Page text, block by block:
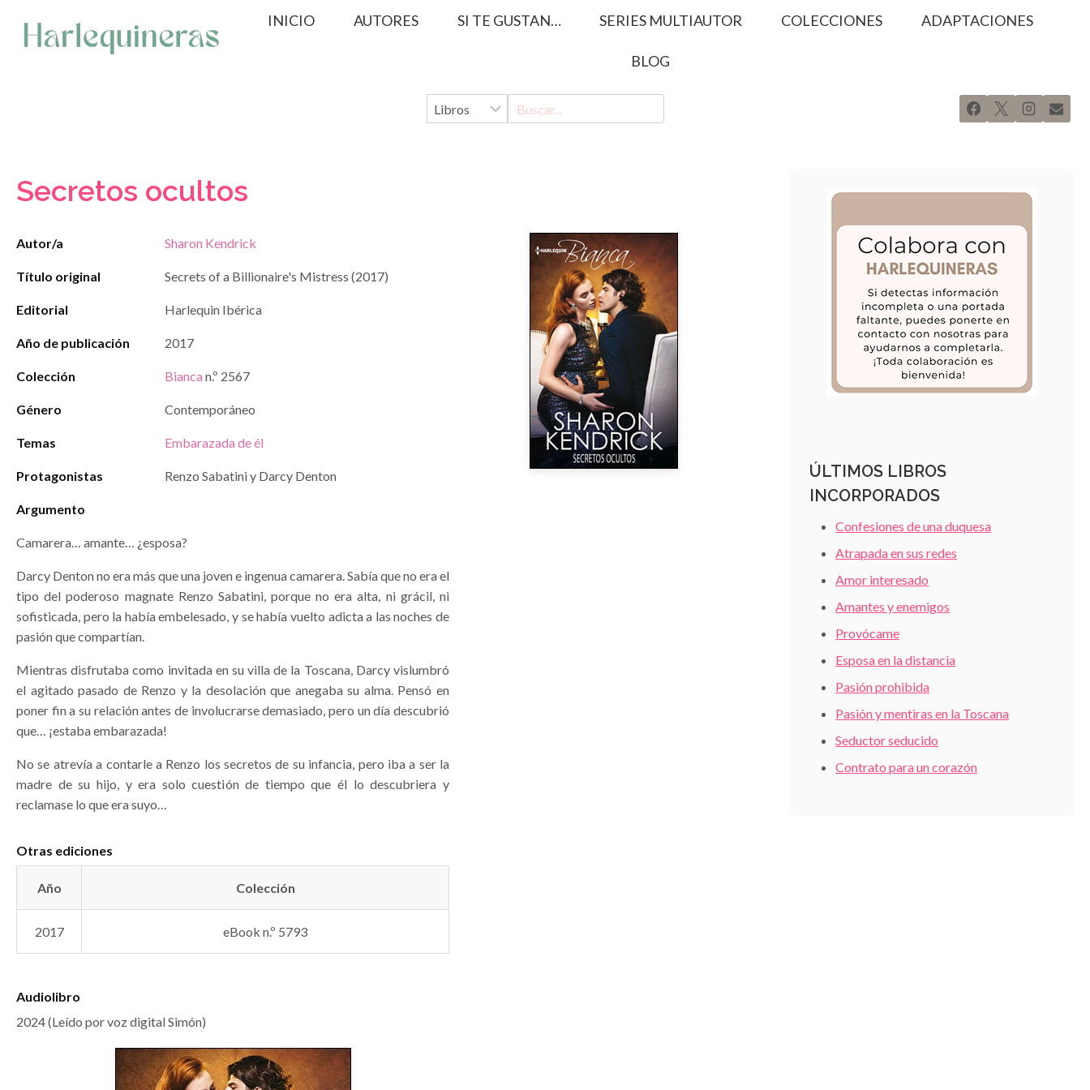
contenido
INICIO AUTORES SI TE GUSTAN… SERIES MULTIAUTOR COLECCIONES ADAPTACIONES
BLOG
Secretos ocultos
Autor/a Sharon Kendrick
Título original Secrets of a Billionaire's Mistress (2017)
Editorial Harlequin Ibérica
Año de publicación 2017
Colección Bianca n.º 2567
Género Contemporáneo
Temas Embarazada de él
Protagonistas Renzo Sabatini y Darcy Denton
Argumento
Camarera… amante… ¿esposa?
Darcy Denton no era más que una joven e ingenua camarera. Sabía que no era el
tipo del poderoso magnate Renzo Sabatini, porque no era alta, ni grácil, ni
sofisticada, pero la había embelesado, y se había vuelto adicta a las noches de
pasión que compartían.
Mientras disfrutaba como invitada en su villa de la Toscana, Darcy vislumbró
el agitado pasado de Renzo y la desolación que anegaba su alma. Pensó en
poner fin a su relación antes de involucrarse demasiado, pero un día descubrió
que… ¡estaba embarazada!
No se atrevía a contarle a Renzo los secretos de su infancia, pero iba a ser la
madre de su hijo, y era solo cuestión de tiempo que él lo descubriera y
reclamase lo que era suyo…
Otras ediciones
Año Colección
2017 eBook n.º 5793
Audiolibro
2024 (Leído por voz digital Simón)
ÚLTIMOS LIBROS
INCORPORADOS
Confesiones de una duquesa
Atrapada en sus redes
Amor interesado
Amantes y enemigos
Provócame
Esposa en la distancia
Pasión prohibida
Pasión y mentiras en la Toscana
Seductor seducido
Contrato para un corazón